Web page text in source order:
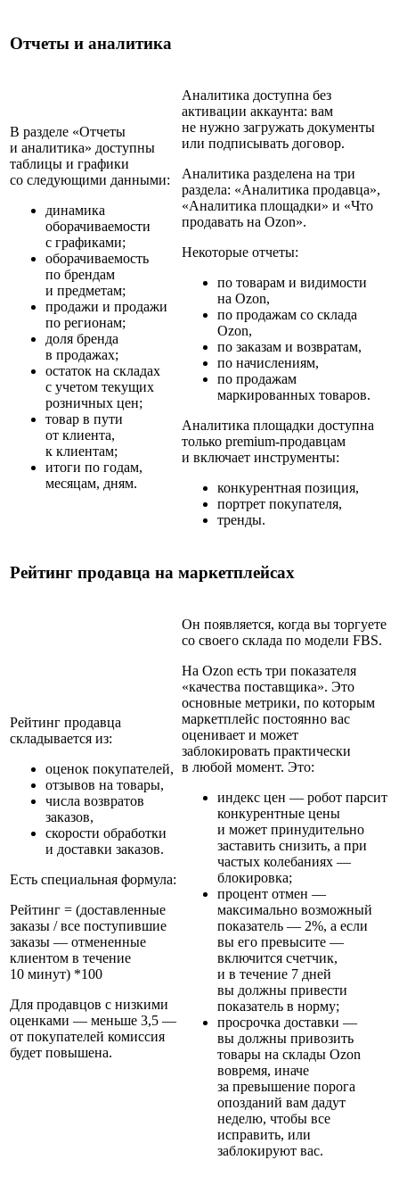
Отчеты и аналитика
В разделе «Отчеты
и аналитика» доступны
таблицы и графики
со следующими данными:
динамика
оборачиваемости
с графиками;
оборачиваемость
по брендам
и предметам;
продажи и продажи
по регионам;
доля бренда
в продажах;
остаток на складах
с учетом текущих
розничных цен;
товар в пути
от клиента,
к клиентам;
итоги по годам,
месяцам, дням.
Аналитика доступна без
активации аккаунта: вам
не нужно загружать документы
или подписывать договор.
Аналитика разделена на три
раздела: «Аналитика продавца»,
«Аналитика площадки» и «Что
продавать на Ozon».
Некоторые отчеты:
по товарам и видимости
на Ozon,
по продажам со склада
Ozon,
по заказам и возвратам,
по начислениям,
по продажам
маркированных товаров.
Аналитика площадки доступна
только premium-продавцам
и включает инструменты:
конкурентная позиция,
портрет покупателя,
тренды.
Рейтинг продавца на маркетплейсах
Рейтинг продавца
складывается из:
оценок покупателей,
отзывов на товары,
числа возвратов
заказов,
скорости обработки
и доставки заказов.
Есть специальная формула:
Рейтинг = (доставленные
заказы / все поступившие
заказы — отмененные
клиентом в течение
10 минут) *100
Для продавцов с низкими
оценками — меньше 3,5 —
от покупателей комиссия
будет повышена.
Он появляется, когда вы торгуете
со своего склада по модели FBS.
На Ozon есть три показателя
«качества поставщика». Это
основные метрики, по которым
маркетплейс постоянно вас
оценивает и может
заблокировать практически
в любой момент. Это:
индекс цен — робот парсит
конкурентные цены
и может принудительно
заставить снизить, а при
частых колебаниях —
блокировка;
процент отмен —
максимально возможный
показатель — 2%, а если
вы его превысите —
включится счетчик,
и в течение 7 дней
вы должны привести
показатель в норму;
просрочка доставки —
вы должны привозить
товары на склады Ozon
вовремя, иначе
за превышение порога
опозданий вам дадут
неделю, чтобы все
исправить, или
заблокируют вас.